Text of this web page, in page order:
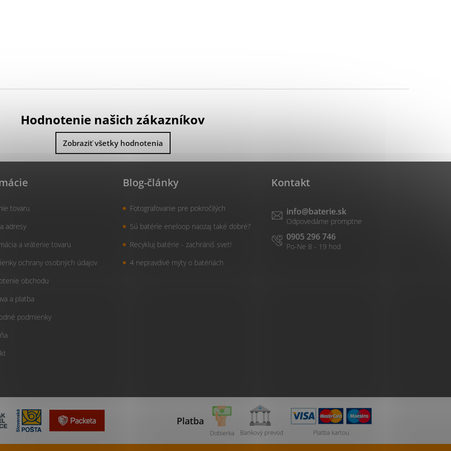
Hodnotenie našich zákazníkov
Zobraziť všetky hodnotenia
tovaru
adresy
a vrátenie tovaru
ochrany osobných údajov
obchodu
a platba
podmienky
Blog-články
Fotografovanie pre pokročilých
Sú batérie eneloop naozaj také dobré?
Recykluj batérie - zachrániš svet!
4 nepravdivé mýty o batériách
Kontakt
info@baterie.sk
0905 296 746
Platba